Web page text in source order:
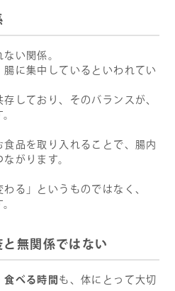
い関係。
に集中しているといわれてい
しており、そのバランスが、
品を取り入れることで、腸内
がります。
る」というものではなく、
無関係ではない
食べる時間 も、体にとって大切